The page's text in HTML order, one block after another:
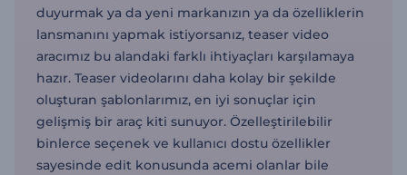
duyurmak ya da yeni markanızın ya da özelliklerin
lansmanını yapmak istiyorsanız, teaser video
aracımız bu alandaki farklı ihtiyaçları karşılamaya
hazır. Teaser videolarını daha kolay bir şekilde
oluşturan şablonlarımız, en iyi sonuçlar için
gelişmiş bir araç kiti sunuyor. Özelleştirilebilir
binlerce seçenek ve kullanıcı dostu özellikler
sayesinde edit konusunda acemi olanlar bile